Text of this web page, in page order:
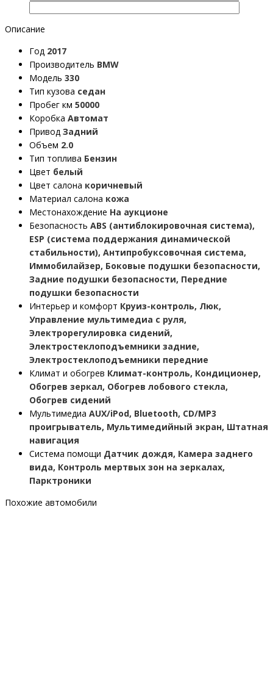
Описание
Год 2017
Производитель BMW
Модель 330
Тип кузова седан
Пробег км 50000
Коробка Автомат
Привод Задний
Объем 2.0
Тип топлива Бензин
Цвет белый
Цвет салона коричневый
Материал салона кожа
Местонахождение На аукционе
Безопасность ABS (антиблокировочная система),
ESP (система поддержания динамической
стабильности), Антипробуксовочная система,
Иммобилайзер, Боковые подушки безопасности,
Задние подушки безопасности, Передние
подушки безопасности
Интерьер и комфорт Круиз-контроль, Люк,
Управление мультимедиа с руля,
Электрорегулировка сидений,
Электростеклоподъемники задние,
Электростеклоподъемники передние
Климат и обогрев Климат-контроль, Кондиционер,
Обогрев зеркал, Обогрев лобового стекла,
Обогрев сидений
Мультимедиа AUX/iPod, Bluetooth, CD/MP3
проигрыватель, Мультимедийный экран, Штатная
навигация
Система помощи Датчик дождя, Камера заднего
вида, Контроль мертвых зон на зеркалах,
Парктроники
Похожие автомобили